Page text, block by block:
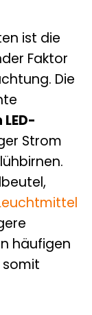
ist die
Faktor
Die
Strom
häufigen
somit